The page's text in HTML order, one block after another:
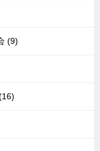
(9)